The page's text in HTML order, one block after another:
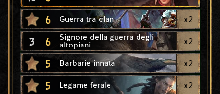
6 Guerra tra clan x2
3 6
Signore della guerra degli
altopiani
x2
5 Barbarie innata x2
5 Legame ferale x2